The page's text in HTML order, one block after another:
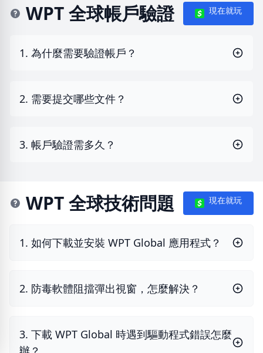
WPT 全球帳戶驗證 現在就玩
1. 為什麼需要驗證帳戶？
2. 需要提交哪些文件？
3. 帳戶驗證需多久？
WPT 全球技術問題 現在就玩
1. 如何下載並安裝 WPT Global 應用程式？
2. 防毒軟體阻擋彈出視窗，怎麼解決？
3. 下載 WPT Global 時遇到驅動程式錯誤怎麼